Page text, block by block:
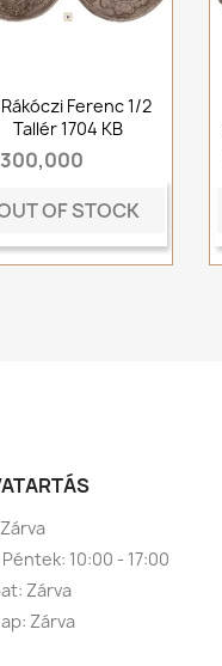
Rákóczi Ferenc 1/2
Tallér 1704 KB
OF STOCK
10:00 - 17:00
Zárva
Zárva